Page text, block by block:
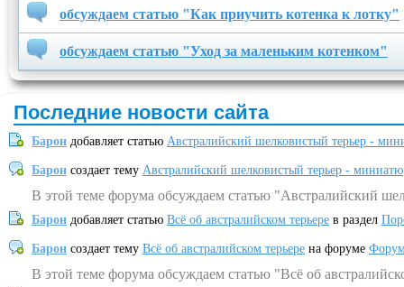
обсуждаем статью "Как приучить котенка к лотку"
обсуждаем статью "Уход за маленьким котенком"
Последние новости сайта
Барон добавляет статью Австралийский шелковистый терьер -
Барон создает тему Австралийский шелковистый терьер -
В этой теме форума обсуждаем статью "Австралийский
Барон добавляет статью Всё об австралийском терьере в раздел
Барон создает тему Всё об австралийском терьере на форуме
В этой теме форума обсуждаем статью "Всё об